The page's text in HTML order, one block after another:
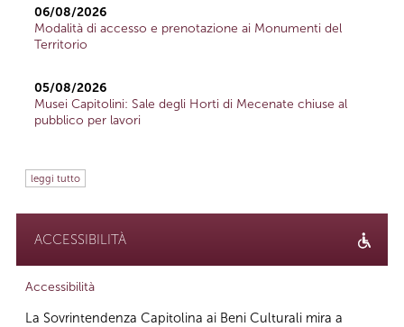
06/08/2026
Modalità di accesso e prenotazione ai Monumenti del
Territorio
05/08/2026
Musei Capitolini: Sale degli Horti di Mecenate chiuse al
pubblico per lavori
leggi tutto
ACCESSIBILITÀ
Accessibilità
La Sovrintendenza Capitolina ai Beni Culturali mira a